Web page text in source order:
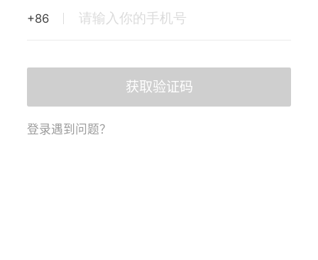
+86
获取验证码
登录遇到问题？